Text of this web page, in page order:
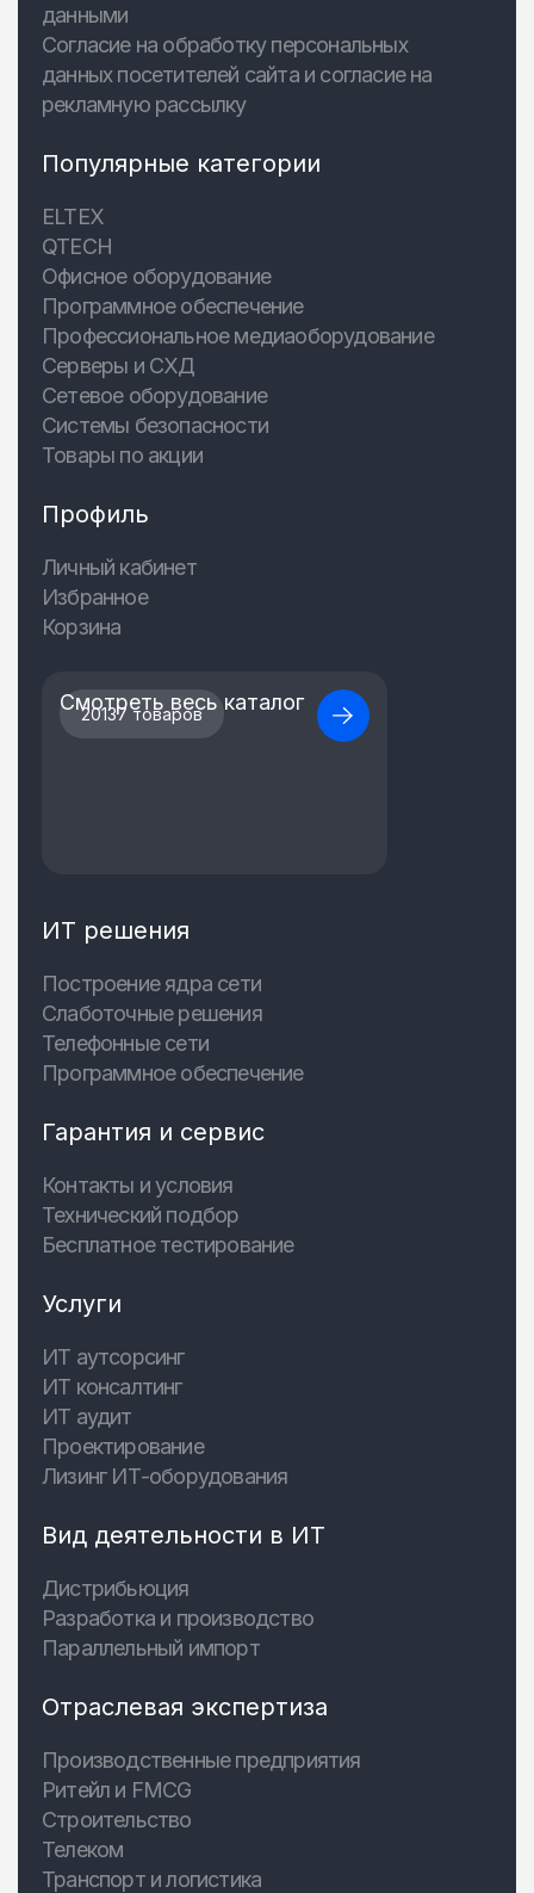
данными
Согласие на обработку персональных
данных посетителей сайта и согласие на
рекламную рассылку
Популярные категории
ELTEX
QTECH
Офисное оборудование
Программное обеспечение
Профессиональное медиаоборудование
Серверы и СХД
Сетевое оборудование
Системы безопасности
Товары по акции
Профиль
Личный кабинет
Избранное
Корзина
20137 товаров
Смотреть весь каталог
ИТ решения
Построение ядра сети
Слаботочные решения
Телефонные сети
Программное обеспечение
Гарантия и сервис
Контакты и условия
Технический подбор
Бесплатное тестирование
Услуги
ИТ аутсорсинг
ИТ консалтинг
ИТ аудит
Проектирование
Лизинг ИТ-оборудования
Вид деятельности в ИТ
Дистрибьюция
Разработка и производство
Параллельный импорт
Отраслевая экспертиза
Производственные предприятия
Ритейл и FMCG
Строительство
Телеком
Транспорт и логистика